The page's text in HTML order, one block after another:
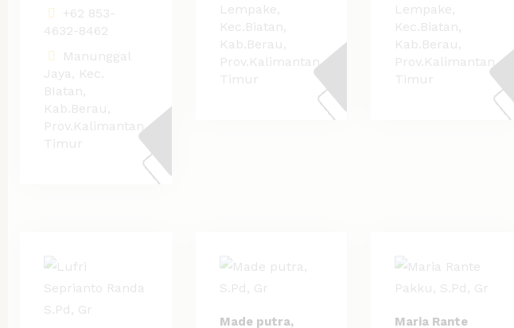
+62 853-
4632-8462
Manunggal
Jaya, Kec.
BIatan,
Kab.Berau,
Prov.Kalimantan
Timur
Lempake,
Kec.Biatan,
Kab.Berau,
Prov.Kalimantan
Timur
Lempake,
Kec.Biatan,
Kab.Berau,
Prov.Kalimantan
Timur
Made putra,
Maria Rante